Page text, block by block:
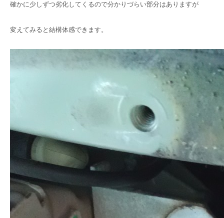
確かに少しずつ劣化してくるので分かりづらい部分はありますが
変えてみると結構体感できます。